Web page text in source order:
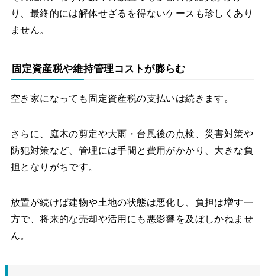
り、最終的には解体せざるを得ないケースも珍しくあり
ません。
固定資産税や維持管理コストが膨らむ
空き家になっても固定資産税の支払いは続きます。
さらに、庭木の剪定や大雨・台風後の点検、災害対策や
防犯対策など、管理には手間と費用がかかり、大きな負
担となりがちです。
放置が続けば建物や土地の状態は悪化し、負担は増す一
方で、将来的な売却や活用にも悪影響を及ぼしかねませ
ん。